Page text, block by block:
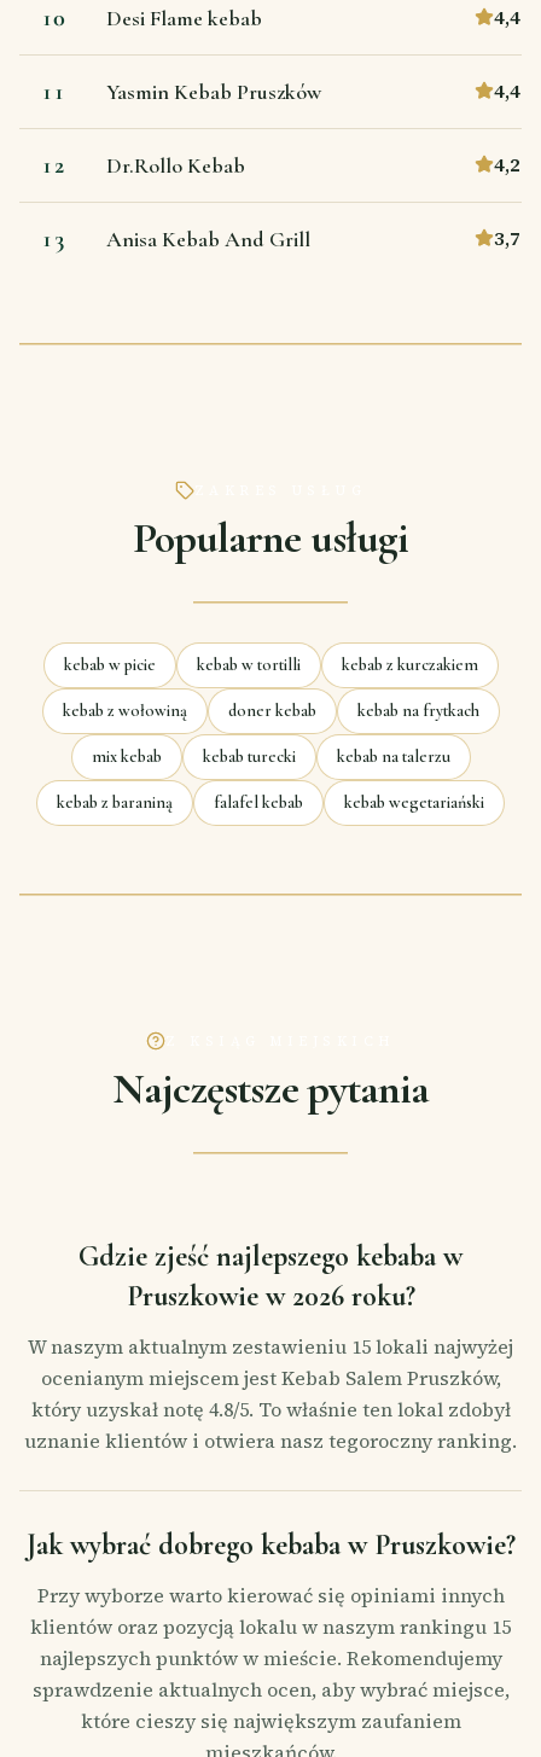
10 Desi Flame kebab 4,4
11 Yasmin Kebab Pruszków 4,4
12 Dr.Rollo Kebab 4,2
13 Anisa Kebab And Grill 3,7
ZAKRES USŁUG
Popularne usługi
kebab w picie kebab w tortilli kebab z kurczakiem
kebab z wołowiną doner kebab kebab na frytkach
mix kebab kebab turecki kebab na talerzu
kebab z baraniną falafel kebab kebab wegetariański
Najczęstsze pytania
Gdzie zjeść najlepszego kebaba w
Pruszkowie w 2026 roku?
W naszym aktualnym zestawieniu 15 lokali najwyżej
ocenianym miejscem jest Kebab Salem Pruszków,
który uzyskał notę 4.8/5. To właśnie ten lokal zdobył
uznanie klientów i otwiera nasz tegoroczny ranking.
Jak wybrać dobrego kebaba w Pruszkowie?
Przy wyborze warto kierować się opiniami innych
klientów oraz pozycją lokalu w naszym rankingu 15
najlepszych punktów w mieście. Rekomendujemy
sprawdzenie aktualnych ocen, aby wybrać miejsce,
które cieszy się największym zaufaniem